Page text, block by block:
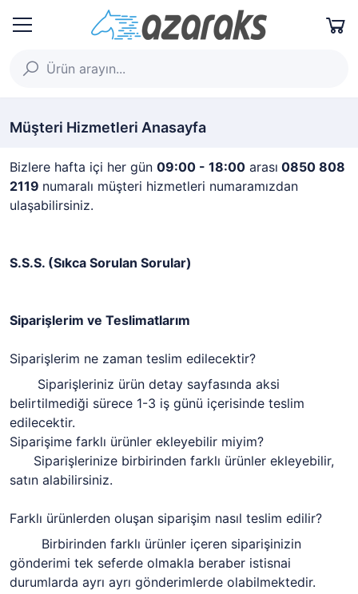
Müşteri Hizmetleri Anasayfa
Bizlere hafta içi her gün 09:00 - 18:00 arası 0850 808
2119 numaralı müşteri hizmetleri numaramızdan
ulaşabilirsiniz.
S.S.S. (Sıkca Sorulan Sorular)
Siparişlerim ve Teslimatlarım
Siparişlerim ne zaman teslim edilecektir?
Siparişleriniz ürün detay sayfasında aksi
belirtilmediği sürece 1-3 iş günü içerisinde teslim
edilecektir.
Siparişime farklı ürünler ekleyebilir miyim?
Siparişlerinize birbirinden farklı ürünler ekleyebilir,
satın alabilirsiniz.
Farklı ürünlerden oluşan siparişim nasıl teslim edilir?
Birbirinden farklı ürünler içeren siparişinizin
gönderimi tek seferde olmakla beraber istisnai
durumlarda ayrı ayrı gönderimlerde olabilmektedir.